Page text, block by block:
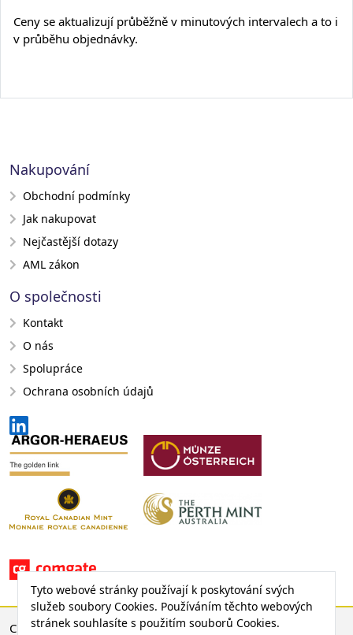
Ceny se aktualizují průběžně v minutových intervalech a to i
v průběhu objednávky.
Tyto webové stránky používají k poskytování svých
služeb soubory Cookies. Používáním těchto webových
stránek souhlasíte s použitím souborů Cookies.
Nakupování
Obchodní podmínky
Jak nakupovat
Nejčastější dotazy
AML zákon
O společnosti
Kontakt
O nás
Spolupráce
Ochrana osobních údajů
CENA ZLATA